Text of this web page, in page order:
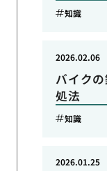
知識
バイク
処法
2026.02.06
知識
2026.01.25